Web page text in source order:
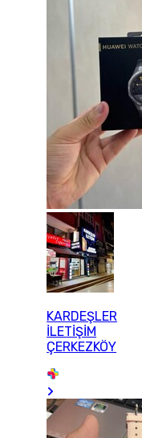
KARDEŞLER
İLETİŞİM
ÇERKEZKÖY